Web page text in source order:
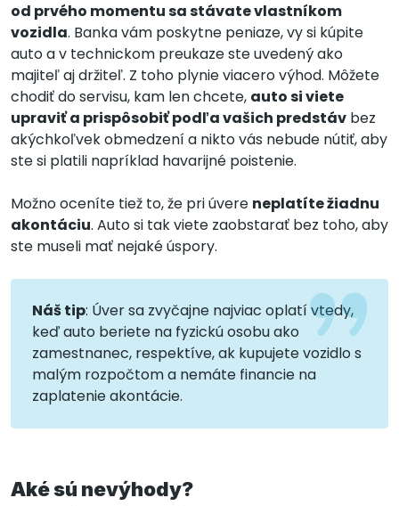
od prvého momentu sa stávate vlastníkom
vozidla. Banka vám poskytne peniaze, vy si kúpite
auto a v technickom preukaze ste uvedený ako
majiteľ aj držiteľ. Z toho plynie viacero výhod. Môžete
chodiť do servisu, kam len chcete, auto si viete
upraviť a prispôsobiť podľa vašich predstáv bez
akýchkoľvek obmedzení a nikto vás nebude nútiť, aby
ste si platili napríklad havarijné poistenie.
Možno oceníte tiež to, že pri úvere neplatíte žiadnu
akontáciu. Auto si tak viete zaobstarať bez toho, aby
ste museli mať nejaké úspory.
Náš tip: Úver sa zvyčajne najviac oplatí vtedy,
keď auto beriete na fyzickú osobu ako
zamestnanec, respektíve, ak kupujete vozidlo s
malým rozpočtom a nemáte financie na
zaplatenie akontácie.
Aké sú nevýhody?